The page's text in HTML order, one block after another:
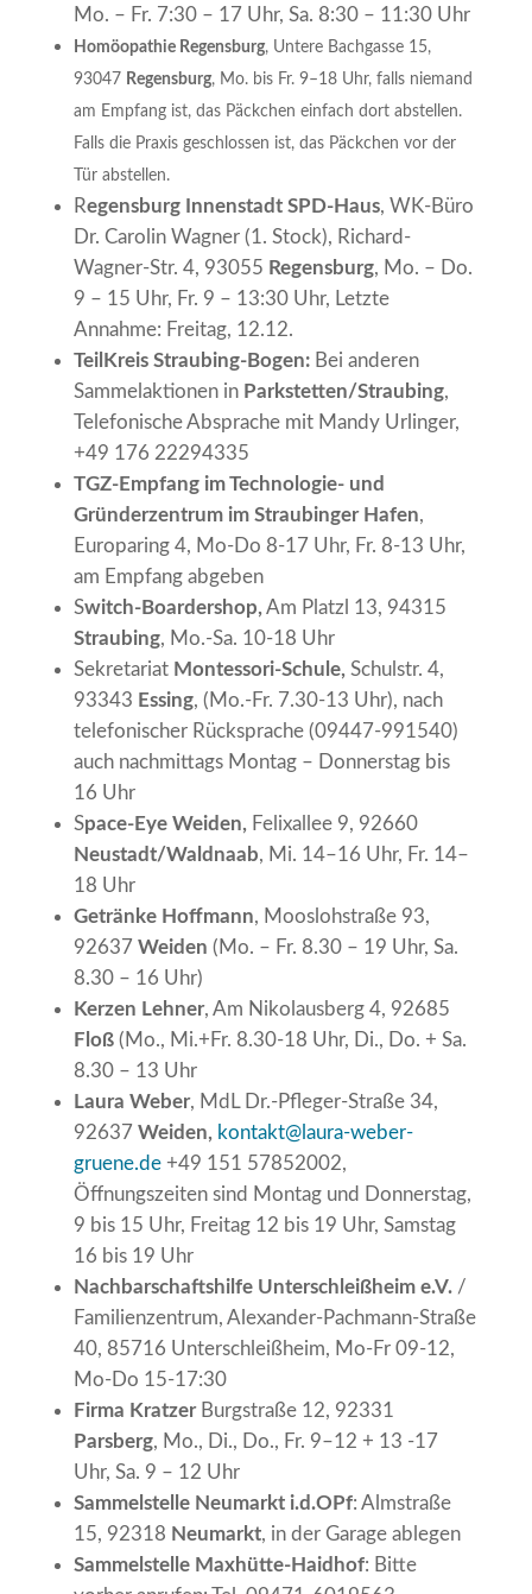
Mo. – Fr. 7:30 – 17 Uhr, Sa. 8:30 – 11:30 Uhr
Homöopathie Regensburg, Untere Bachgasse 15,
93047 Regensburg, Mo. bis Fr. 9–18 Uhr, falls niemand
am Empfang ist, das Päckchen einfach dort abstellen.
Falls die Praxis geschlossen ist, das Päckchen vor der
Tür abstellen.
Regensburg Innenstadt SPD-Haus, WK-Büro
Dr. Carolin Wagner (1. Stock), Richard-
Wagner-Str. 4, 93055 Regensburg, Mo. – Do.
9 – 15 Uhr, Fr. 9 – 13:30 Uhr, Letzte
Annahme: Freitag, 12.12.
TeilKreis Straubing-Bogen:Bei anderen
Sammelaktionen in Parkstetten/Straubing,
Telefonische Absprache mit Mandy Urlinger,
+49 176 22294335
TGZ-Empfang im Technologie- und
Gründerzentrum im Straubinger Hafen,
Europaring 4, Mo-Do 8-17 Uhr, Fr. 8-13 Uhr,
am Empfang abgeben
Switch-Boardershop, Am Platzl 13, 94315
Straubing, Mo.-Sa. 10-18 Uhr
Sekretariat Montessori-Schule, Schulstr. 4,
93343 Essing, (Mo.-Fr. 7.30-13 Uhr), nach
telefonischer Rücksprache (09447-991540)
auch nachmittags Montag – Donnerstag bis
16 Uhr
Space-Eye Weiden, Felixallee 9, 92660
Neustadt/Waldnaab, Mi. 14–16 Uhr, Fr. 14–
18 Uhr
Getränke Hoffmann, Mooslohstraße 93,
92637 Weiden (Mo. – Fr. 8.30 – 19 Uhr, Sa.
8.30 – 16 Uhr)
Kerzen Lehner, Am Nikolausberg 4, 92685
Floß(Mo., Mi.+Fr. 8.30-18 Uhr, Di., Do. + Sa.
8.30 – 13 Uhr
Laura Weber, MdL Dr.-Pfleger-Straße 34,
92637 Weiden, kontakt@laura-weber-
gruene.de+49 151 57852002,
Öffnungszeiten sind Montag und Donnerstag,
9 bis 15 Uhr, Freitag 12 bis 19 Uhr, Samstag
16 bis 19 Uhr
Nachbarschaftshilfe Unterschleißheime.V./
Familienzentrum, Alexander-Pachmann-Straße
40, 85716 Unterschleißheim, Mo-Fr 09-12,
Mo-Do 15-17:30
Firma Kratzer Burgstraße 12, 92331
Parsberg, Mo., Di., Do., Fr. 9–12 + 13 -17
Uhr, Sa. 9 – 12 Uhr
Sammelstelle Neumarkt i.d.OPf: Almstraße
15, 92318 Neumarkt, in der Garage ablegen
Sammelstelle Maxhütte-Haidhof: Bitte